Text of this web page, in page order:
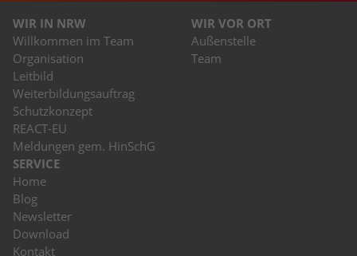
WIR IN NRW
Willkommen im Team
Organisation
Leitbild
Weiterbildungsauftrag
Schutzkonzept
REACT-EU
Meldungen gem. HinSchG
WIR VOR ORT
Außenstelle
Team
SERVICE
Home
Blog
Newsletter
Download
Kontakt